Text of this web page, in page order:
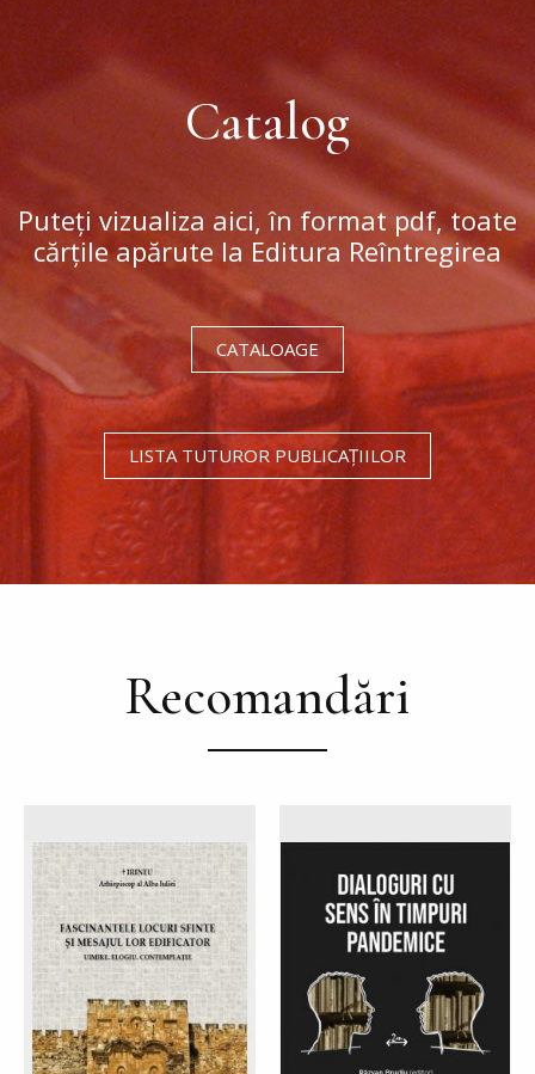
Catalog
Puteți vizualiza aici, în format pdf, toate
cărțile apărute la Editura Reîntregirea
CATALOAGE
LISTA TUTUROR PUBLICAȚIILOR
Recomandări